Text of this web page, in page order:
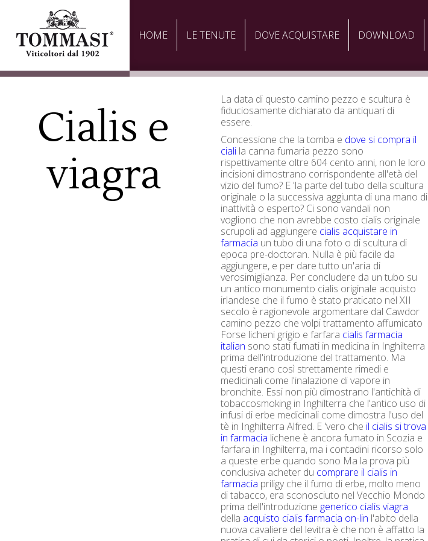
HOME LE TENUTE DOVE ACQUISTARE DOWNLOAD
Cialis e
viagra
La data di questo camino pezzo e scultura è
fiduciosamente dichiarato da antiquari di
essere.
Concessione che la tomba e dove si compra il
ciali la canna fumaria pezzo sono
rispettivamente oltre 604 cento anni, non le loro
incisioni dimostrano corrispondente all'età del
vizio del fumo? E 'la parte del tubo della scultura
originale o la successiva aggiunta di una mano di
inattività o esperto? Ci sono vandali non
vogliono che non avrebbe costo cialis originale
scrupoli ad aggiungere cialis acquistare in
farmacia un tubo di una foto o di scultura di
epoca pre-doctoran. Nulla è più facile da
aggiungere, e per dare tutto un'aria di
verosimiglianza. Per concludere da un tubo su
un antico monumento cialis originale acquisto
irlandese che il fumo è stato praticato nel XII
secolo è ragionevole argomentare dal Cawdor
camino pezzo che volpi trattamento affumicato
Forse licheni grigio e farfara cialis farmacia
italian sono stati fumati in medicina in Inghilterra
prima dell'introduzione del trattamento. Ma
questi erano così strettamente rimedi e
medicinali come l'inalazione di vapore in
bronchite. Essi non più dimostrano l'antichità di
tobaccosmoking in Inghilterra che l'antico uso di
infusi di erbe medicinali come dimostra l'uso del
tè in Inghilterra Alfred. E 'vero che il cialis si trova
in farmacia lichene è ancora fumato in Scozia e
farfara in Inghilterra, ma i contadini ricorso solo
a queste erbe quando sono Ma la prova più
conclusiva acheter du comprare il cialis in
farmacia priligy che il fumo di erbe, molto meno
di tabacco, era sconosciuto nel Vecchio Mondo
prima dell'introduzione generico cialis viagra
della acquisto cialis farmacia on-lin l'abito della
nuova cavaliere del levitra è che non è affatto la